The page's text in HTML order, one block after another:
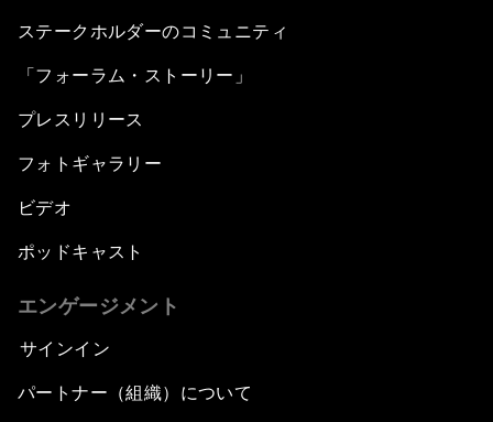
ステークホルダーのコミュニティ
「フォーラム・ストーリー」
プレスリリース
フォトギャラリー
ビデオ
ポッドキャスト
エンゲージメント
サインイン
パートナー（組織）について